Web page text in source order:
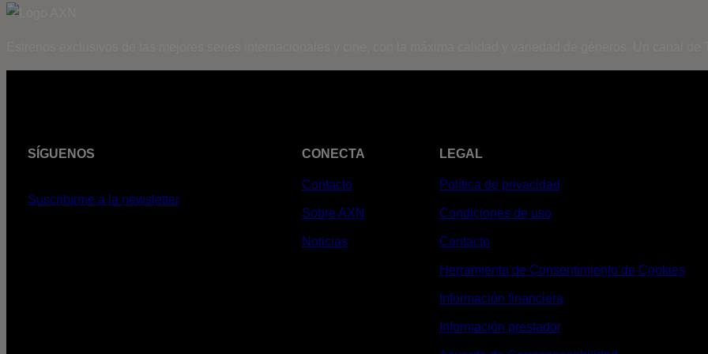
SÍGUENOS
Suscribirme a la newsletter
CONECTA
Contacto
Sobre AXN
Noticias
LEGAL
Política de privacidad
Condiciones de uso
Contacto
Herramienta de Consentimiento de Cookies
Información financiera
Información prestador